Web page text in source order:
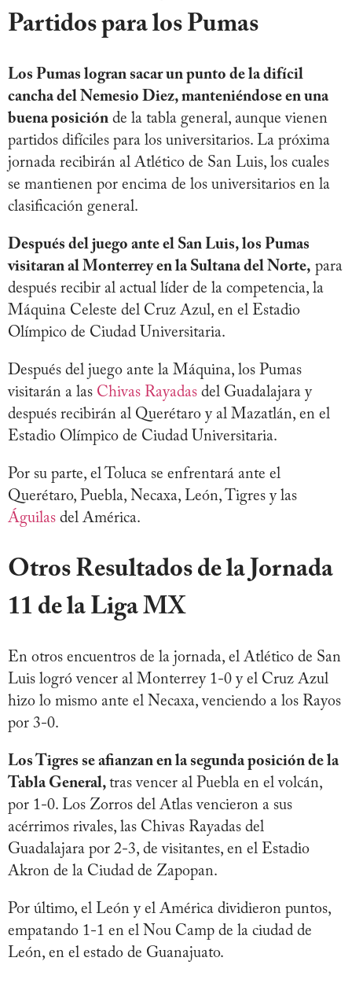
Partidos para los Pumas
Los Pumas logran sacar un punto de la difícil
cancha del Nemesio Diez, manteniéndose en una
buena posición de la tabla general, aunque vienen
partidos difíciles para los universitarios. La próxima
jornada recibirán al Atlético de San Luis, los cuales
se mantienen por encima de los universitarios en la
clasificación general.
Después del juego ante el San Luis, los Pumas
visitaran al Monterrey en la Sultana del Norte, para
después recibir al actual líder de la competencia, la
Máquina Celeste del Cruz Azul, en el Estadio
Olímpico de Ciudad Universitaria.
Después del juego ante la Máquina, los Pumas
visitarán a las Chivas Rayadas del Guadalajara y
después recibirán al Querétaro y al Mazatlán, en el
Estadio Olímpico de Ciudad Universitaria.
Por su parte, el Toluca se enfrentará ante el
Querétaro, Puebla, Necaxa, León, Tigres y las
Águilas del América.
Otros Resultados de la Jornada
11 de la Liga MX
En otros encuentros de la jornada, el Atlético de San
Luis logró vencer al Monterrey 1-0 y el Cruz Azul
hizo lo mismo ante el Necaxa, venciendo a los Rayos
por 3-0.
Los Tigres se afianzan en la segunda posición de la
Tabla General, tras vencer al Puebla en el volcán,
por 1-0. Los Zorros del Atlas vencieron a sus
acérrimos rivales, las Chivas Rayadas del
Guadalajara por 2-3, de visitantes, en el Estadio
Akron de la Ciudad de Zapopan.
Por último, el León y el América dividieron puntos,
empatando 1-1 en el Nou Camp de la ciudad de
León, en el estado de Guanajuato.